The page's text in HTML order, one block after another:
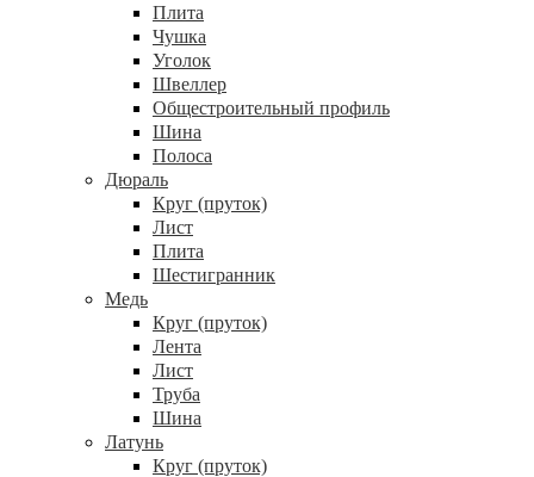
Плита
Чушка
Уголок
Швеллер
Общестроительный профиль
Шина
Полоса
Дюраль
Круг (пруток)
Лист
Плита
Шестигранник
Медь
Круг (пруток)
Лента
Лист
Труба
Шина
Латунь
Круг (пруток)